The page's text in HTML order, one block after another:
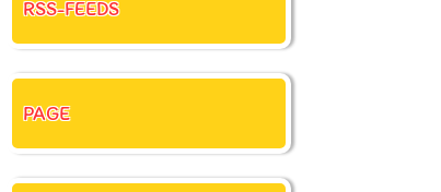
RSS-FEEDS
PAGE